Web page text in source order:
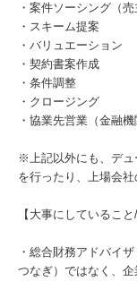
・案件ソーシング（売
・スキーム提案
・バリュエーション
・契約書案作成
・条件調整
・クロージング
・協業先営業（金融
※上記以外にも、デュ
を行ったり、上場会
【大事にしていること/
・総合財務アドバイ
つなぎ）ではなく、